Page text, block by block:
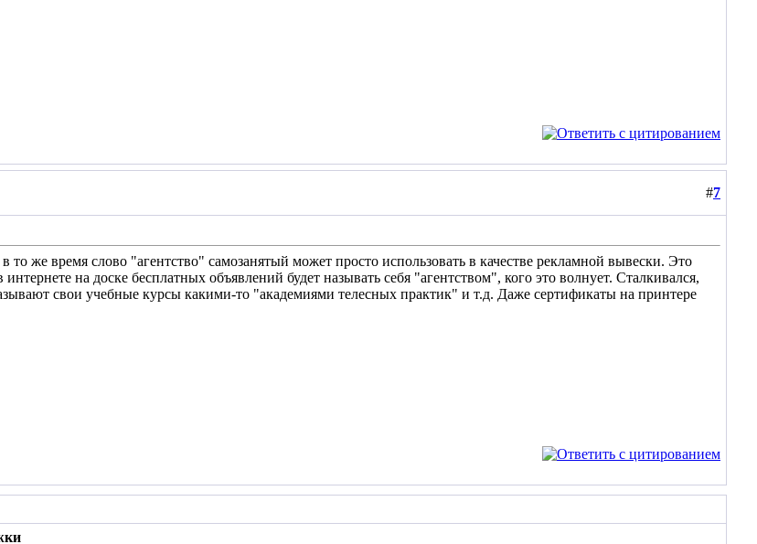
#7
то же время слово "агентство" самозанятый может просто использовать в качестве рекламной вывески. Это
на доске бесплатных объявлений будет называть себя "агентством", кого это волнует. Сталкивался,
свои учебные курсы какими-то "академиями телесных практик" и т.д. Даже сертификаты на принтере